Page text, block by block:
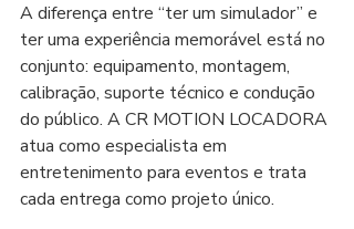
A diferença entre “ter um simulador” e
ter uma experiência memorável está no
conjunto: equipamento, montagem,
calibração, suporte técnico e condução
do público. A CR MOTION LOCADORA
atua como especialista em
entretenimento para eventos e trata
cada entrega como projeto único.